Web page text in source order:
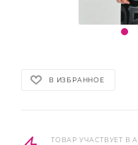
В ИЗБРАННОЕ
ТОВАР УЧАСТВУЕТ В